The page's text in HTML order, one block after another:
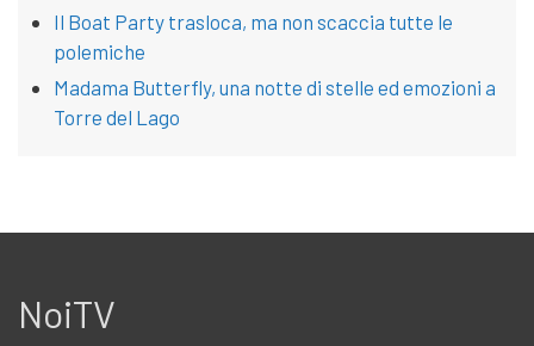
Il Boat Party trasloca, ma non scaccia tutte le
polemiche
Madama Butterfly, una notte di stelle ed emozioni a
Torre del Lago
NoiTV